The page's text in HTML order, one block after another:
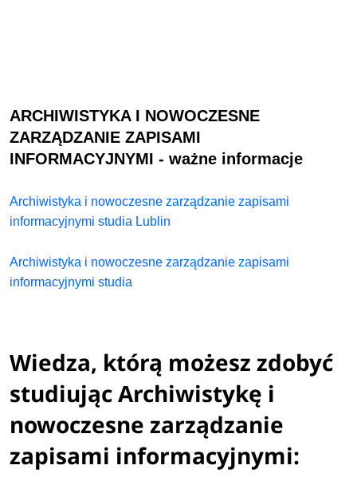
ARCHIWISTYKA I NOWOCZESNE
ZARZĄDZANIE ZAPISAMI
INFORMACYJNYMI - ważne informacje
Archiwistyka i nowoczesne zarządzanie zapisami
informacyjnymi studia Lublin
Archiwistyka i nowoczesne zarządzanie zapisami
informacyjnymi studia
Wiedza, którą możesz zdobyć
studiując Archiwistykę i
nowoczesne zarządzanie
zapisami informacyjnymi: